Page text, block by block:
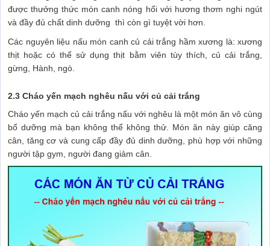
được thưởng thức món canh nóng hổi với hương thơm nghi ngút
và đầy đủ chất dinh dưỡng thì còn gì tuyệt vời hơn.
Các nguyên liệu nấu món canh củ cải trắng hầm xương là: xương
thịt hoặc có thể sử dụng thịt bằm viên tùy thích, củ cải trắng,
gừng, Hành, ngò.
2.3 Cháo yến mạch nghêu nấu với củ cải trắng
Cháo yến mạch củ cải trắng nấu với nghêu là một món ăn vô cùng
bổ dưỡng mà bạn không thể không thử. Món ăn này giúp căng
cân, tăng cơ và cung cấp đầy đủ dinh dưỡng, phù hợp với những
người tập gym, người đang giảm cân.